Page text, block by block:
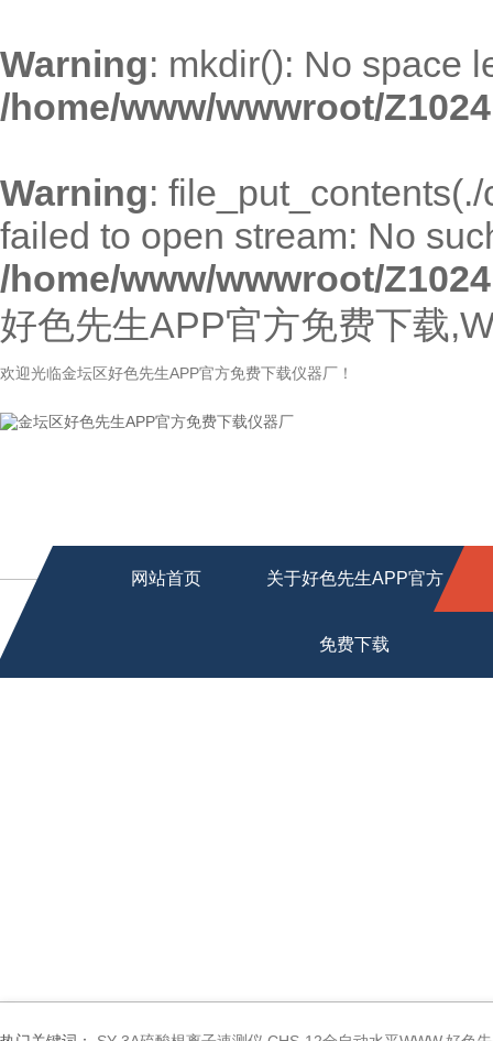
Warning: mkdir(): No space
/home/www/wwwroot/
Warning:
failed to open stream: No
/home/www/wwwroot/
好色先生APP官方免费下载
欢迎光临金坛区好色先生APP官方免费下载仪器厂！
网站首页 关于好色先生APP官方
免费下载